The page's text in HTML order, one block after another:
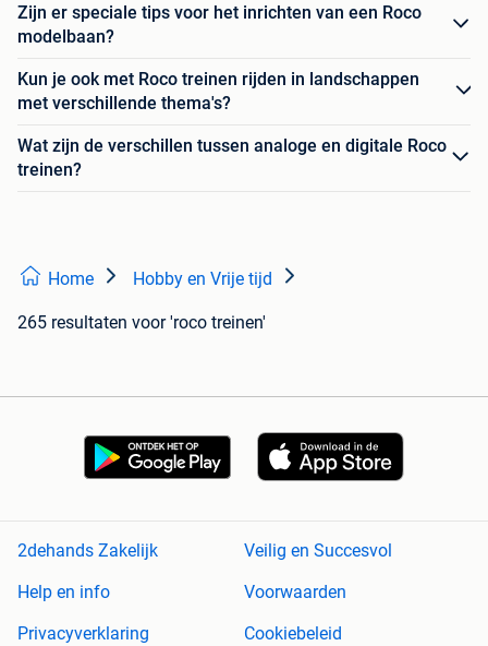
Zijn er speciale tips voor het inrichten van een Roco
modelbaan?
Kun je ook met Roco treinen rijden in landschappen
met verschillende thema's?
Wat zijn de verschillen tussen analoge en digitale Roco
treinen?
Home Hobby en Vrije tijd
265 resultaten voor 'roco treinen'
2dehands Zakelijk
Veilig en Succesvol
Help en info
Voorwaarden
Privacyverklaring
Cookiebeleid